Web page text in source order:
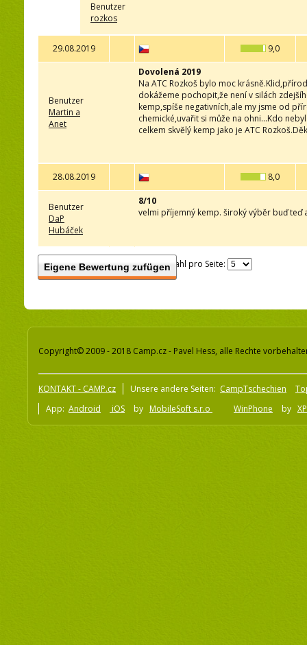
Benutzer
rozkos
29.08.2019 9,0
Benutzer
Martin a
Anet
Dovolená 2019
Na ATC Rozkoš bylo moc
dokážeme pochopit,že není v silách
kemp,spíše negativních,ale my jsme od
chemické,uvařit si může na ohni...Kdo
celkem skvělý kemp jako je ATC
28.08.2019 8,0
Benutzer
DaP
Hubáček
8/10
velmi příjemný kemp. široký výběr buď
Eigene Bewertung zufügenAnzahl pro Seite:
Copyright© 2009 - 2018 Camp.cz - Pavel Hess, alle Rechte
KONTAKT - CAMP.cz Unsere andere Seiten: CampTschechien
App: Android iOS by MobileSoft s.r.o WinPhone by